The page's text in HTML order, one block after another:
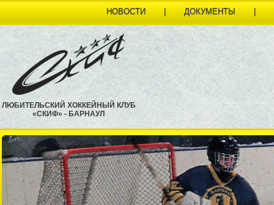
НОВОСТИ | ДОКУМЕНТЫ |
ЛЮБИТЕЛЬСКИЙ ХОККЕЙНЫЙ КЛУБ
«СКИФ» - БАРНАУЛ